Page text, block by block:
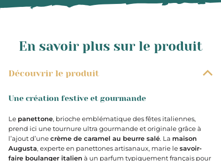
En savoir plus sur le produit
Découvrir le produit
Une création festive et gourmande
Le panettone, brioche emblématique des fêtes italiennes,
prend ici une tournure ultra gourmande et originale grâce à
l’ajout d’unecrème de caramel au beurre salé. La maison
Augusta, experte en panettones artisanaux, marie lesavoir-
faire boulanger italien à un parfum typiquement français pour